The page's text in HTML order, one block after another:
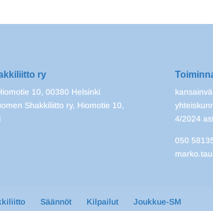
ry
10, 00380 Helsinki
Shakkiliitto ry, Hiomotie 10,
4/2024
050
Säännöt Kilpailut Joukkue-SM